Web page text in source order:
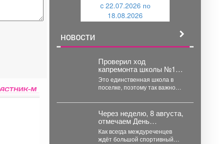
c 22.07.2026 по
18.08.2026
НОВОСТИ
Проверил ход
капремонта школы №11 в
Шерегеше.
Это единственная школа в
поселке, поэтому так важно
состояние как можно...
Через неделю, 8 августа,
отмечаем День
физкультурника.
Как всегда междуреченцев
ждёт большой спортивный